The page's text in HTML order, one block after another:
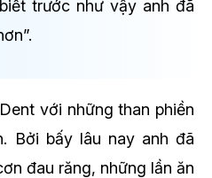
trước như vậy anh đã
với những than phiền
Bởi bấy lâu nay anh đã
đau răng, những lần ăn